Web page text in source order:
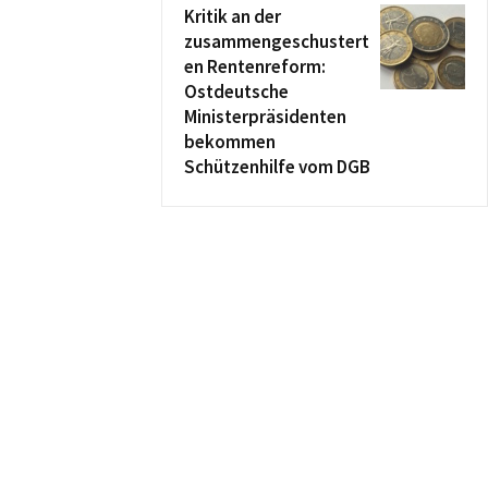
Kritik an der
zusammengeschustert
en Rentenreform:
Ostdeutsche
Ministerpräsidenten
bekommen
Schützenhilfe vom DGB